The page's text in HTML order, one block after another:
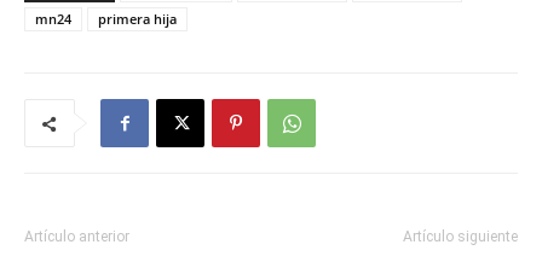
mn24
primera hija
Artículo anterior Artículo siguiente